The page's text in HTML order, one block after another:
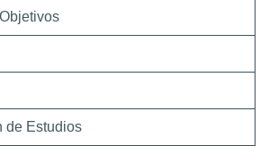
de Estudios